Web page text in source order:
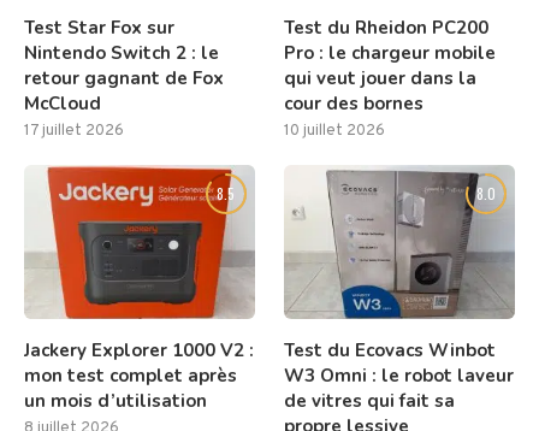
Test Star Fox sur
Nintendo Switch 2 : le
retour gagnant de Fox
McCloud
17 juillet 2026
Test du Rheidon PC200
Pro : le chargeur mobile
qui veut jouer dans la
cour des bornes
10 juillet 2026
8.5
Jackery Explorer 1000 V2 :
mon test complet après
un mois d’utilisation
8.0
Test du Ecovacs Winbot
W3 Omni : le robot laveur
de vitres qui fait sa
propre lessive